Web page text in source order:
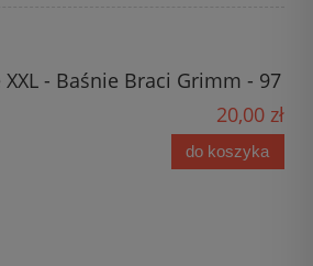
- Baśnie Braci Grimm - 97
20,00 zł
do koszyka